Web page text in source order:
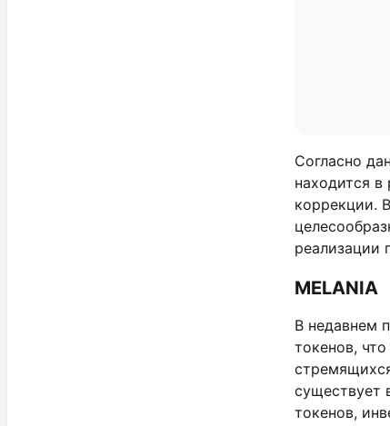
Согласно
находится в
коррекции.
реализации
MELANIA
В недавнем
токенов,
существует
токенов,